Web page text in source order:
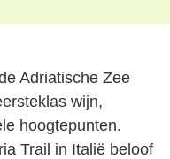
Adriatische Zee
wijn,
hoogtepunten.
Trail in Italië beloof